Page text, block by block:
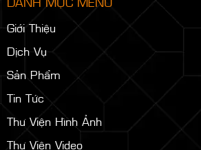
Mobile/Zalo: 0986.272.500(Mr
sale2.phucthanhnhan@gmail.com
Hotline/Zalo: 0906.462.906 (Mr
hieuvo@phucthanhnhan.vn
Chi Nhánh Hà Nội:
Số 35 Ngách
Giải Phóng, P. Hoàng Mai, Hà Nội.
Website: www.phucthanhnhan.com -
www.phucthanhnhan.vn